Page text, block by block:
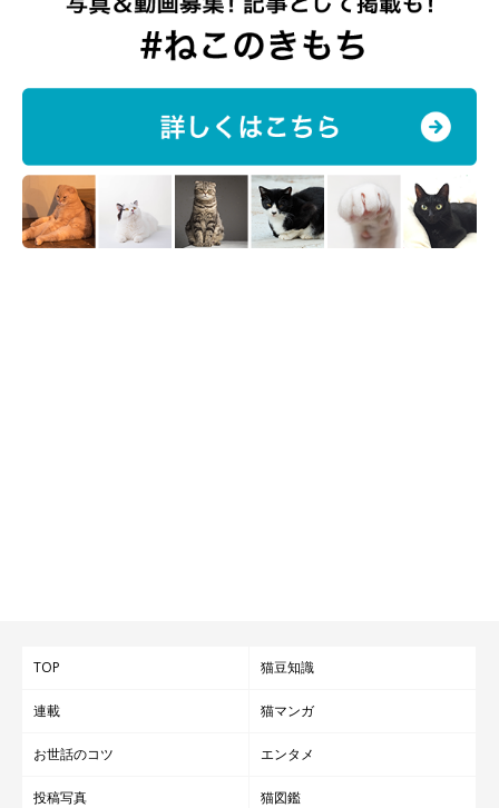
TOP 猫豆知識
連載 猫マンガ
お世話のコツ エンタメ
投稿写真 猫図鑑